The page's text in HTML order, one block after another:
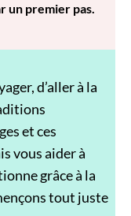
un premier pas.
d’aller à la
et ces
vous aider à
grâce à la
tout juste